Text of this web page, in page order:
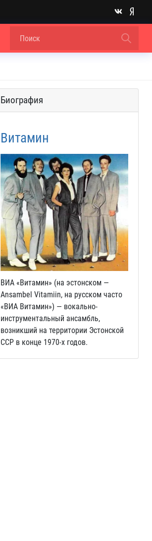
Биография
Витамин
ВИА «Витамин» (на эстонском —
Ansambel Vitamiin, на русском часто
«ВИА Витамин») — вокально-
инструментальный ансамбль,
возникший на территории Эстонской
ССР в конце 1970-х годов.